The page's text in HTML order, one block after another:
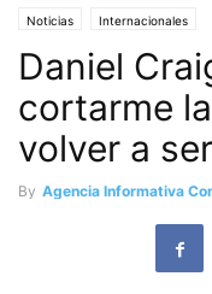
Noticias Internacionales
Daniel
cortarme
volver a
By Agencia Informativa